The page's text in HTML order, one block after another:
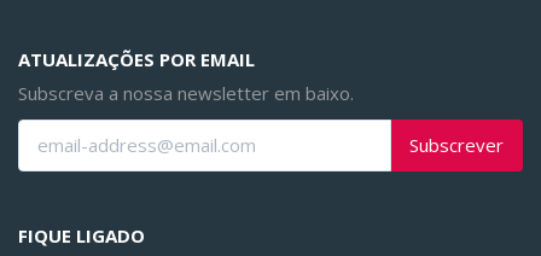
ATUALIZAÇÕES POR EMAIL
Subscreva a nossa newsletter em baixo.
Subscrever
FIQUE LIGADO